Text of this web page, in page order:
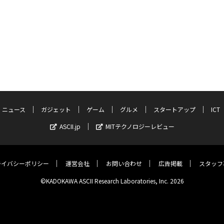
ニュース ガジェット ゲーム グルメ スタートアップ
ICT
ASCII.jp
MITテクノロジーレビュー
バシーポリシー 運営会社 お問い合わせ 広告掲載 スタッ
©KADOKAWA ASCII Research Laboratories, Inc. 2026